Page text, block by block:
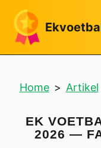
Home > Artikel
EK
2026 —